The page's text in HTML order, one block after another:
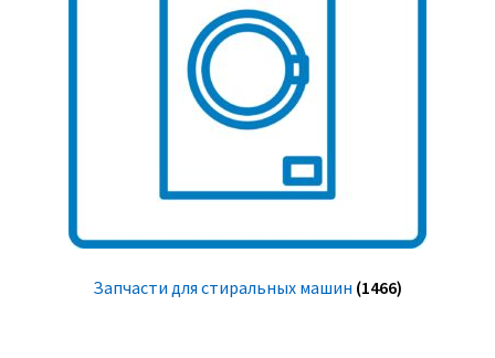
Запчасти для стиральных машин (1466)